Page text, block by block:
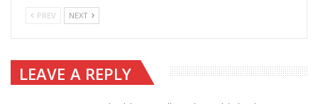
PREV NEXT
LEAVE A REPLY